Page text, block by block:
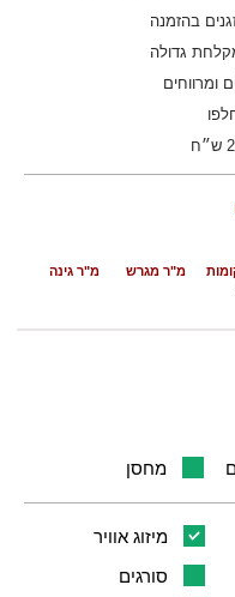
בהזמנה
מ"ר גינה מ"ר מגרש
מחסן
מיזוג אוויר
סורגים